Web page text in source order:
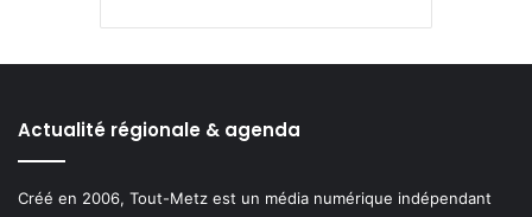
Actualité régionale & agenda
Créé en 2006, Tout-Metz est un média numérique indépendant